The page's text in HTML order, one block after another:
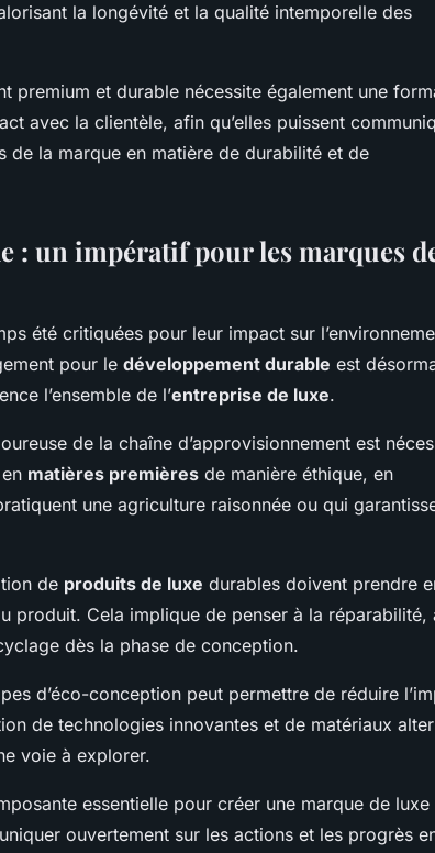
la longévité et la qualité intemporelle des
premium et durable nécessite également une
avec la clientèle, afin qu’elles puissent
de la marque en matière de durabilité et de
: un impératif pour les marques
été critiquées pour leur impact sur
pour le développement durable est
l’ensemble de l’entreprise de luxe.
de la chaîne d’approvisionnement est
matières premières de manière éthique, en
une agriculture raisonnée ou qui
de produits de luxe durables doivent prendre
produit. Cela implique de penser à la réparabilité,
dès la phase de conception.
d’éco-conception peut permettre de réduire
de technologies innovantes et de matériaux
voie à explorer.
essentielle pour créer une marque de luxe
ouvertement sur les actions et les progrès